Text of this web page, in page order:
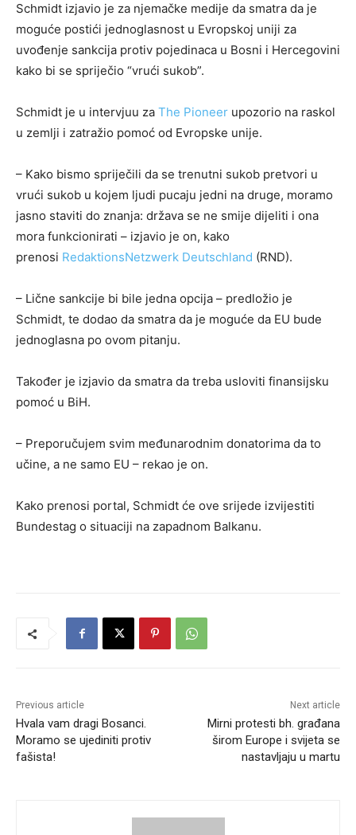
Schmidt izjavio je za njemačke medije da smatra da je
moguće postići jednoglasnost u Evropskoj uniji za
uvođenje sankcija protiv pojedinaca u Bosni i Hercegovini
kako bi se spriječio “vrući sukob”.
Schmidt je u intervjuu za The Pioneer upozorio na raskol
u zemlji i zatražio pomoć od Evropske unije.
– Kako bismo spriječili da se trenutni sukob pretvori u
vrući sukob u kojem ljudi pucaju jedni na druge, moramo
jasno staviti do znanja: država se ne smije dijeliti i ona
mora funkcionirati – izjavio je on, kako
prenosi RedaktionsNetzwerk Deutschland (RND).
– Lične sankcije bi bile jedna opcija – predložio je
Schmidt, te dodao da smatra da je moguće da EU bude
jednoglasna po ovom pitanju.
Također je izjavio da smatra da treba usloviti finansijsku
pomoć u BiH.
– Preporučujem svim međunarodnim donatorima da to
učine, a ne samo EU – rekao je on.
Kako prenosi portal, Schmidt će ove srijede izvijestiti
Bundestag o situaciji na zapadnom Balkanu.
Previous article
Hvala vam dragi Bosanci.
Moramo se ujediniti protiv
fašista!
Next article
Mirni protesti bh. građana
širom Europe i svijeta se
nastavljaju u martu